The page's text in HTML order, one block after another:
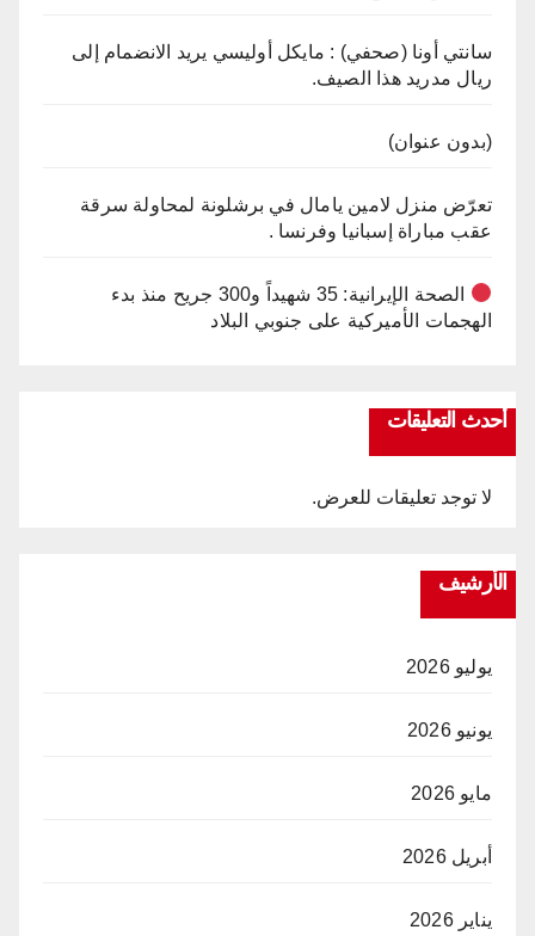
سانتي أونا (صحفي) : مايكل أوليسي يريد الانضمام إلى
ريال مدريد هذا الصيف.
(بدون عنوان)
تعرّض منزل لامين يامال في برشلونة لمحاولة سرقة
عقب مباراة إسبانيا وفرنسا .
الصحة الإيرانية: 35 شهيداً و300 جريح منذ بدء
الهجمات الأميركية على جنوبي البلاد
أحدث التعليقات
لا توجد تعليقات للعرض.
الأرشيف
يوليو 2026
يونيو 2026
مايو 2026
أبريل 2026
يناير 2026